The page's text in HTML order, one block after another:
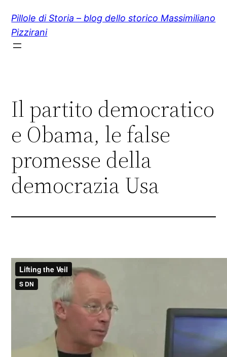
contenuto
Pillole di Storia – blog dello storico Massimiliano
Pizzirani
Il partito democratico
e Obama, le false
promesse della
democrazia Usa